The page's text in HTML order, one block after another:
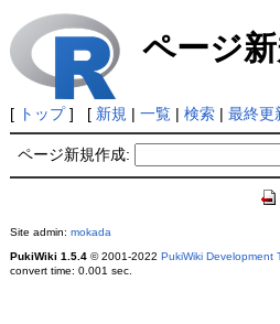
ページ
[ トップ] [ 新規 | 一覧| 検索| 最終更
ページ新規作成:
Site admin: mokada
PukiWiki 1.5.4© 2001-2022 PukiWiki Development
convert time: 0.001 sec.